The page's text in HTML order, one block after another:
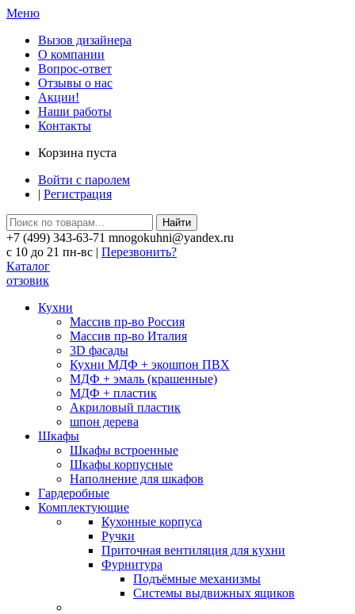
Меню
Вызов дизайнера
О компании
Вопрос-ответ
Отзывы о нас
Акции!
Наши работы
Контакты
Корзина пуста
Войти с паролем
| Регистрация
Найти
+7 (499) 343-63-71 mnogokuhni@yandex.ru
c 10 до 21 пн-вс | Перезвонить?
Каталог
отзовик
Кухни
Массив пр-во Россия
Массив пр-во Италия
3D фасады
Кухни МДФ + экошпон ПВХ
МДФ + эмаль (крашенные)
МДФ + пластик
Акриловый пластик
шпон дерева
Шкафы
Шкафы встроенные
Шкафы корпусные
Наполнение для шкафов
Гардеробные
Комплектующие
Кухонные корпуса
Ручки
Приточная вентиляция для кухни
Фурнитура
Подъёмные механизмы
Системы выдвижных ящиков